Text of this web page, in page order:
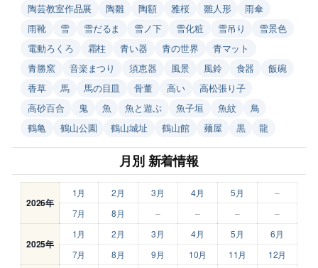
陶芸教室作品展
陶雛 陶額 雅桜 雛人形
雨傘
雨靴
雪 雪だるま 雪ノ下 雪化粧 雪吊り
雪景色
電動ろくろ
霜柱 青い器 青の世界
青マット
青勝窯
音楽まつり 須恵器 風景 風鈴 食器
飯碗
香草
馬 馬の目皿 骨董 高い
高松張り子
高砂百合
鬼 魚 魚と遊ぶ 魚子垣 魚紋
鳥
鶴亀
鶴山公園 鶴山城址 鶴山館 麺屋 黒 龍
月別 新着情報
2026年
1月 2月 3月 4月 5月
–
7月
8月 – – – –
2025年
1月 2月 3月 4月 5月
6月
7月
8月 9月 10月 11月 12月